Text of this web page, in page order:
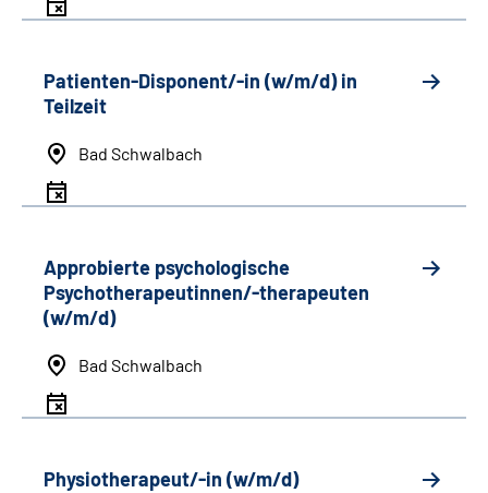
Patienten-Disponent/-in (w/m/d) in
Teilzeit
Bad Schwalbach
Approbierte psychologische
Psychotherapeutinnen/-therapeuten
(w/m/d)
Bad Schwalbach
Physiotherapeut/-in (w/m/d)